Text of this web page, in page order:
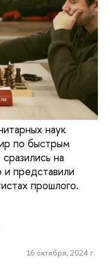
наук
по быстрым
на
представили
прошлого.
16 октября, 2024 г.